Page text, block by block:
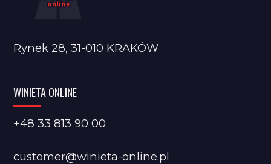
Rynek 28, 31-010 KRAKÓW
WINIETA ONLINE
+48 33 813 90 00
customer@winieta-online.pl